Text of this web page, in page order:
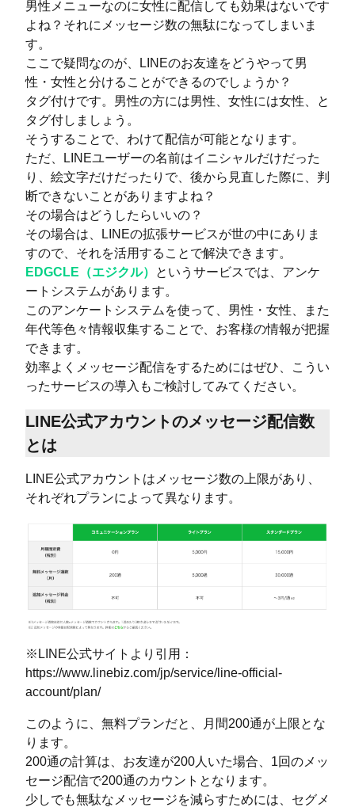
男性メニューなのに女性に配信しても効果はないです
よね？それにメッセージ数の無駄になってしまいま
す。
ここで疑問なのが、LINEのお友達をどうやって男
性・女性と分けることができるのでしょうか？
タグ付けです。男性の方には男性、女性には女性、と
タグ付しましょう。
そうすることで、わけて配信が可能となります。
ただ、LINEユーザーの名前はイニシャルだけだった
り、絵文字だけだったりで、後から見直した際に、判
断できないことがありますよね？
その場合はどうしたらいいの？
その場合は、LINEの拡張サービスが世の中にありま
すので、それを活用することで解決できます。
EDGCLE（エジクル）
というサービスでは、アンケ
ートシステムがあります。
このアンケートシステムを使って、男性・女性、また
年代等色々情報収集することで、お客様の情報が把握
できます。
効率よくメッセージ配信をするためにはぜひ、こうい
ったサービスの導入もご検討してみてください。
LINE公式アカウントのメッセージ配信数
とは
LINE公式アカウントはメッセージ数の上限があり、
それぞれプランによって異なります。
※LINE公式サイトより引用：
https://www.linebiz.com/jp/service/line-official-
account/plan/
このように、無料プランだと、月間200通が上限とな
ります。
200通の計算は、お友達が200人いた場合、1回のメッ
セージ配信で200通のカウントとなります。
少しでも無駄なメッセージを減らすためには、セグメ